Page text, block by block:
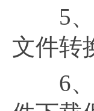
5、文
文件转
6、耐